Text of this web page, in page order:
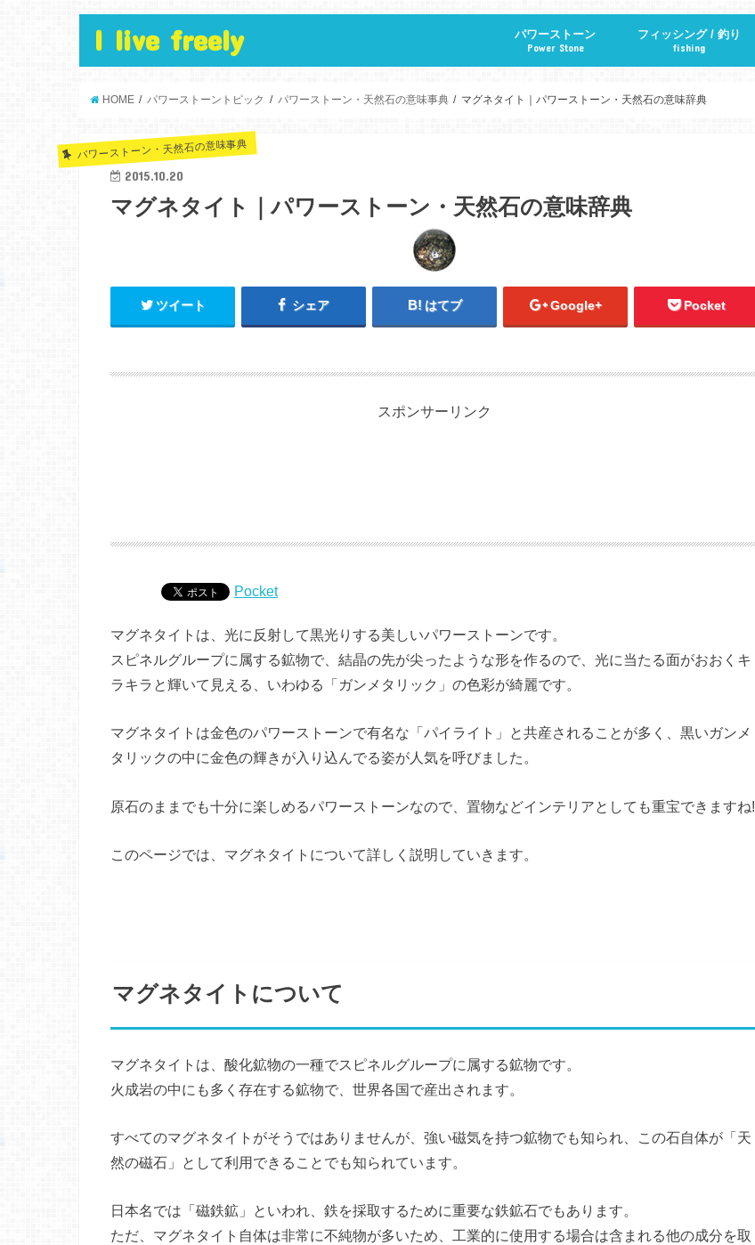
I live freely パワーストーン
Power Stone
フィッシング / 釣り
fishing
HOME パワーストーントピック パワーストーン・天然石の意味事典 マグネタイト｜パワーストーン・天然石の意味辞典
パワーストーン・天然石の意味事典
2015.10.20
マグネタイト｜パワーストーン・天然石の意味辞典
ツイート シェア はてブ Google+ Pocket
スポンサーリンク
Pocket
マグネタイトは、光に反射して黒光りする美しいパワーストーンです。
スピネルグループに属する鉱物で、結晶の先が尖ったような形を作るので、光に当たる面がおおくキ
ラキラと輝いて見える、いわゆる「ガンメタリック」の色彩が綺麗です。
マグネタイトは金色のパワーストーンで有名な「パイライト」と共産されることが多く、黒いガンメ
タリックの中に金色の輝きが入り込んでる姿が人気を呼びました。
原石のままでも十分に楽しめるパワーストーンなので、置物などインテリアとしても重宝できますね!
このページでは、マグネタイトについて詳しく説明していきます。
マグネタイトについて
マグネタイトは、酸化鉱物の一種でスピネルグループに属する鉱物です。
火成岩の中にも多く存在する鉱物で、世界各国で産出されます。
すべてのマグネタイトがそうではありませんが、強い磁気を持つ鉱物でも知られ、この石自体が「天
然の磁石」として利用できることでも知られています。
日本名では「磁鉄鉱」といわれ、鉄を採取するために重要な鉄鉱石でもあります。
ただ、マグネタイト自体は非常に不純物が多いため、工業的に使用する場合は含まれる他の成分を取